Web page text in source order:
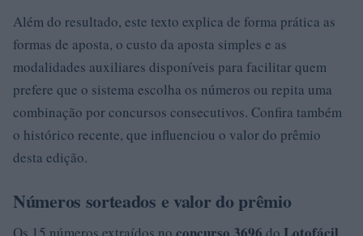
Além do resultado, este texto explica de forma prática as
formas de aposta, o custo da aposta simples e as
modalidades auxiliares disponíveis para facilitar quem
prefere que o sistema escolha os números ou repita uma
combinação por concursos consecutivos. Confira também
o histórico recente, que influenciou o valor do prêmio
desta edição.
Números sorteados e valor do prêmio